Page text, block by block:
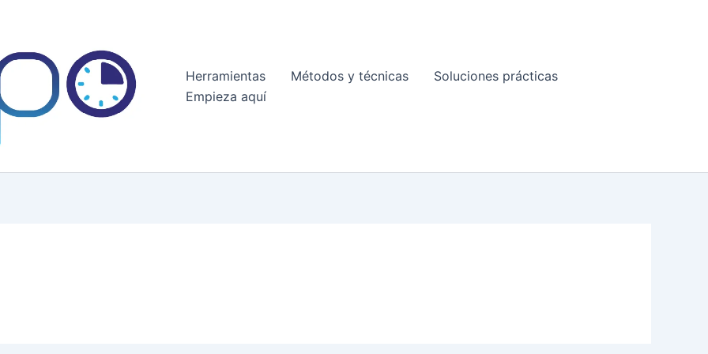
Herramientas
Métodos y técnicas
Soluciones prácticas
Empieza aquí